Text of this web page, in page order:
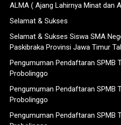
ALMA ( Ajang Lahirnya Minat dan
Selamat & Sukses
Selamat & Sukses Siswa SMA
Paskibraka Provinsi Jawa Timur
Pengumuman Pendaftaran SPMB
Probolinggo
Pengumuman Pendaftaran SPMB
Probolinggo
Pengumuman Pendaftaran SPMB